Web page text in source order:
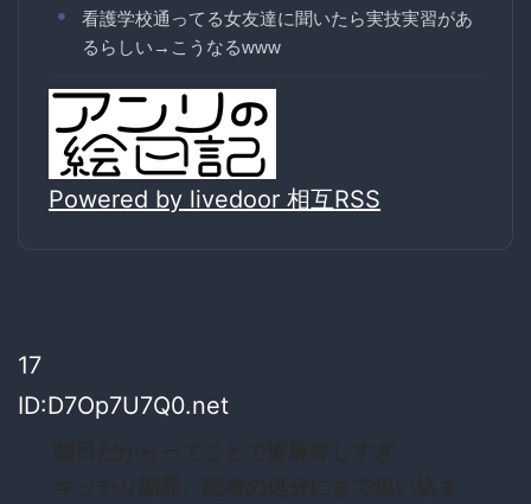
看護学校通ってる女友達に聞いたら実技実習があ
るらしい→こうなるwww
Powered by livedoor 相互RSS
17
ID:D7Op7U7Q0.net